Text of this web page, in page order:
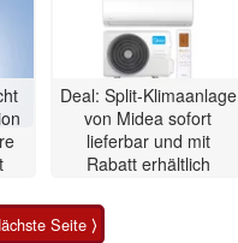
Deal: Split-Klimaanlage
von Midea sofort
lieferbar und mit
Rabatt erhältlich
Seite ⟩